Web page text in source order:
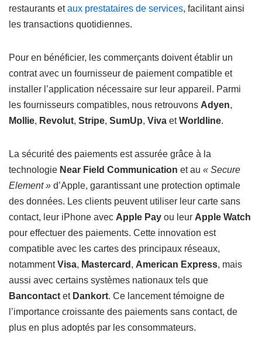
restaurants etaux prestataires de services, facilitant ainsi
les transactions quotidiennes.
Pour en bénéficier, les commerçants doivent établir un
contrat avec un fournisseur de paiement compatible et
installer l’application nécessaire sur leur appareil. Parmi
les fournisseurs compatibles, nous retrouvons Adyen,
Mollie, Revolut, Stripe, SumUp, Viva etWorldline.
La sécurité des paiements est assurée grâce à la
technologie Near Field Communication et au « Secure
Element » d’Apple, garantissant une protection optimale
des données. Les clients peuvent utiliser leur carte sans
contact, leur iPhone avec Apple Pay ou leur Apple Watch
pour effectuer des paiements. Cette innovation est
compatible avec les cartes des principaux réseaux,
notammentVisa, Mastercard , American Express, mais
aussi avec certains systèmes nationaux tels que
Bancontact et Dankort. Ce lancement témoigne de
l’importance croissante des paiements sans contact, de
plus en plus adoptés par les consommateurs.